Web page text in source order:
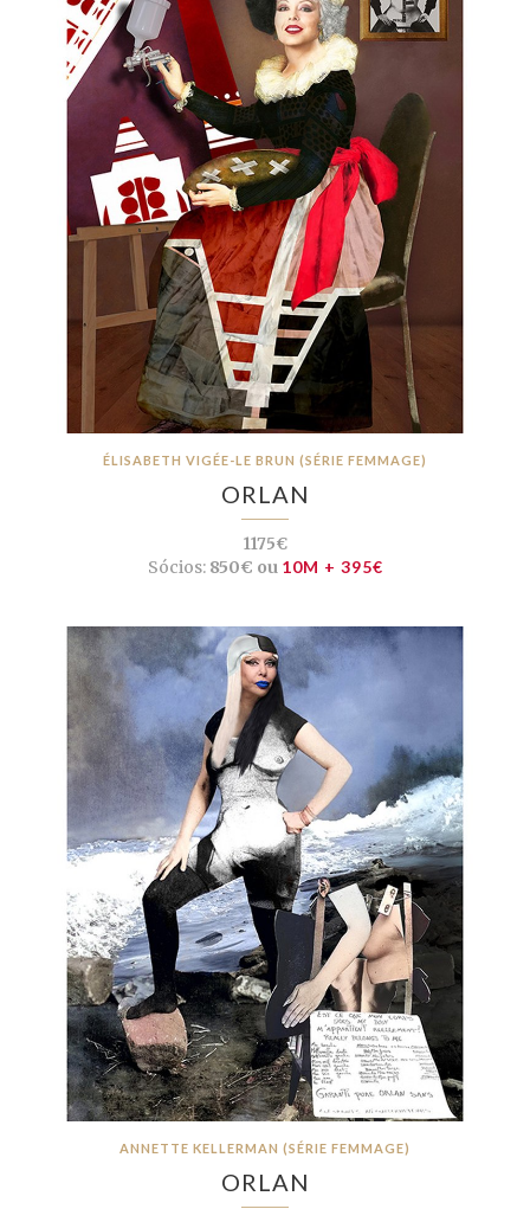
ÉLISABETH VIGÉE-LE BRUN (SÉRIE FEMMAGE)
ORLAN
1175€
Sócios:850€ ou 10M + 395€
ANNETTE KELLERMAN (SÉRIE FEMMAGE)
ORLAN